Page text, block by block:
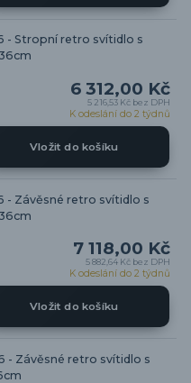
- Stropní retro svítidlo s
6 312,00 Kč
5 216,53 Kč bez DPH
K odeslání do 2 týdnů
Vložit do košíku
- Závěsné retro svítidlo s
7 118,00 Kč
5 882,64 Kč bez DPH
K odeslání do 2 týdnů
Vložit do košíku
- Závěsné retro svítidlo s